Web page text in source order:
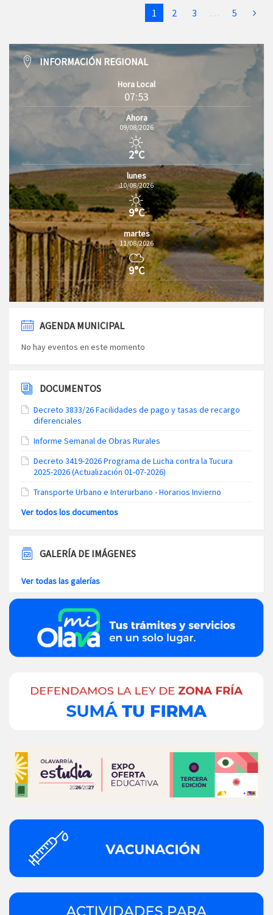
1 2 3 …
5
INFORMACIÓN REGIONAL
Hora Local
07:53
Ahora
09/08/2026
2°C
lunes
10/08/2026
9°C
martes
11/08/2026
9°C
AGENDA MUNICIPAL
No hay eventos en este momento
DOCUMENTOS
Decreto 3833/26 Facilidades de pago y tasas de recargo
diferenciales
Informe Semanal de Obras Rurales
Decreto 3419-2026 Programa de Lucha contra la Tucura
2025-2026 (Actualización 01-07-2026)
Transporte Urbano e Interurbano - Horarios Invierno
Ver todos los documentos
GALERÍA DE IMÁGENES
Ver todas las galerías